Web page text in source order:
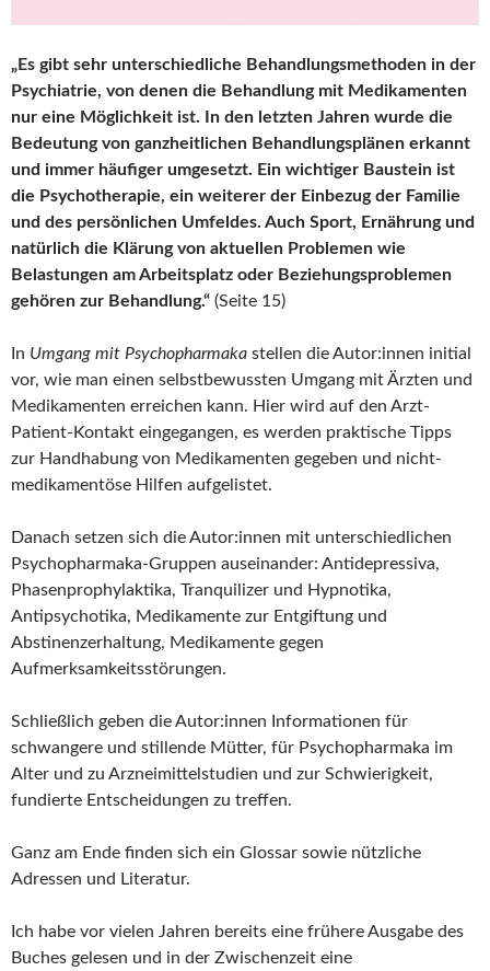
„Es gibt sehr unterschiedliche Behandlungsmethoden in der
Psychiatrie, von denen die Behandlung mit Medikamenten
nur eine Möglichkeit ist. In den letzten Jahren wurde die
Bedeutung von ganzheitlichen Behandlungsplänen erkannt
und immer häufiger umgesetzt. Ein wichtiger Baustein ist
die Psychotherapie, ein weiterer der Einbezug der Familie
und des persönlichen Umfeldes. Auch Sport, Ernährung und
natürlich die Klärung von aktuellen Problemen wie
Belastungen am Arbeitsplatz oder Beziehungsproblemen
gehören zur Behandlung.“ (Seite 15)
In Umgang mit Psychopharmaka stellen die Autor:innen initial
vor, wie man einen selbstbewussten Umgang mit Ärzten und
Medikamenten erreichen kann. Hier wird auf den Arzt-
Patient-Kontakt eingegangen, es werden praktische Tipps
zur Handhabung von Medikamenten gegeben und nicht-
medikamentöse Hilfen aufgelistet.
Danach setzen sich die Autor:innen mit unterschiedlichen
Psychopharmaka-Gruppen auseinander: Antidepressiva,
Phasenprophylaktika, Tranquilizer und Hypnotika,
Antipsychotika, Medikamente zur Entgiftung und
Abstinenzerhaltung, Medikamente gegen
Aufmerksamkeitsstörungen.
Schließlich geben die Autor:innen Informationen für
schwangere und stillende Mütter, für Psychopharmaka im
Alter und zu Arzneimittelstudien und zur Schwierigkeit,
fundierte Entscheidungen zu treffen.
Ganz am Ende finden sich ein Glossar sowie nützliche
Adressen und Literatur.
Ich habe vor vielen Jahren bereits eine frühere Ausgabe des
Buches gelesen und in der Zwischenzeit eine